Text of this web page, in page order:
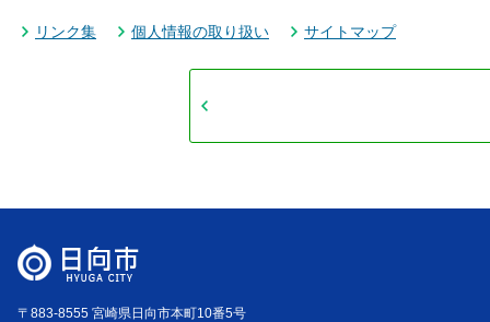
リンク集 個人情報の取り扱い サイトマップ
〒883-8555 宮崎県日向市本町10番5号